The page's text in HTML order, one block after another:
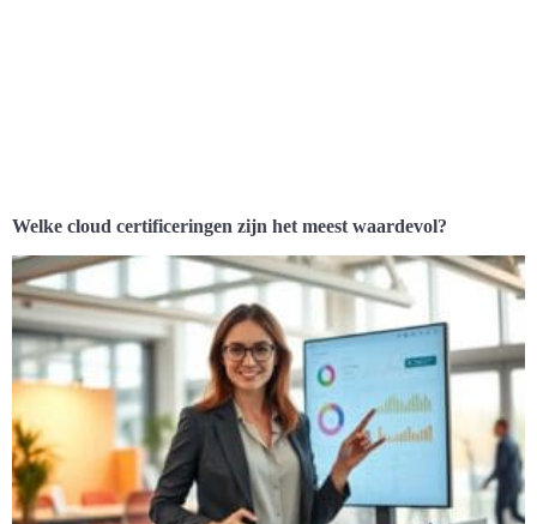
Welke cloud certificeringen zijn het meest waardevol?